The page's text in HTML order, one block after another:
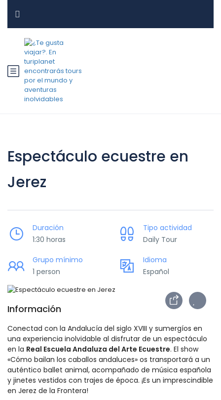
Espectáculo ecuestre en
Jerez
Duración
1:30 horas
Tipo actividad
Daily Tour
Grupo mínimo
1 person
Idioma
Español
Información
Conectad con la Andalucía del siglo XVIII y sumergíos en
una experiencia inolvidable al disfrutar de un espectáculo
en la Real Escuela Andaluza del Arte Ecuestre. El show
«Cómo bailan los caballos andaluces» os transportará a un
auténtico ballet animal, acompañado de música española
y jinetes vestidos con trajes de época. ¡Es un imprescindible
en Jerez de la Frontera!